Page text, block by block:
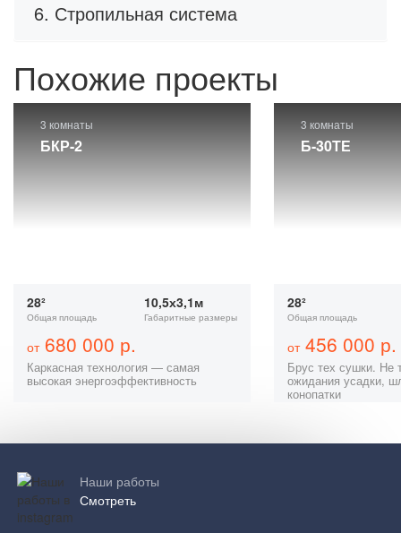
6. Стропильная система
Похожие проекты
3 комнаты
БКР-2
28²
Общая площадь
10,5х3,1м
Габаритные размеры
от680 000 р.
Каркасная технология — самая
высокая энергоэффективность
3 комнаты
Б-30ТЕ
28²
Общая площадь
от456 000 р.
Брус тех сушки. Не
ожидания усадки,
конопатки
Наши работы
Смотреть